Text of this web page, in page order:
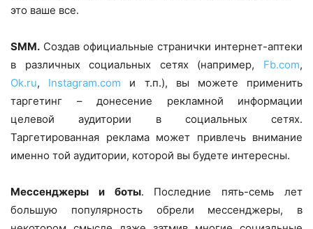
это ваше все.
SMM. Создав официальные странички интернет-аптеки
в различных социальных сетях (например, Fb.com,
Ok.ru, Instagram.com и т.п.), вы можете применить
таргетинг – донесение рекламной информации
целевой аудитории в социальных сетях.
Таргетированная реклама может привлечь внимание
именно той аудитории, которой вы будете интересны.
Мессенджеры и боты. Последние пять-семь лет
большую популярность обрели мессенджеры, в